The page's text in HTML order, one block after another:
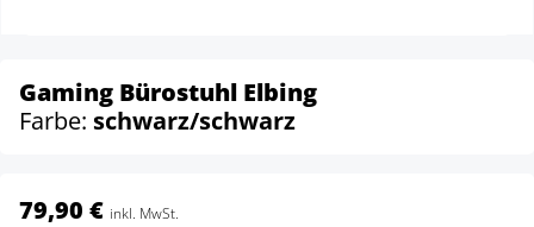
Gaming Bürostuhl Elbing
Farbe: schwarz/schwarz
79,90 € inkl. MwSt.